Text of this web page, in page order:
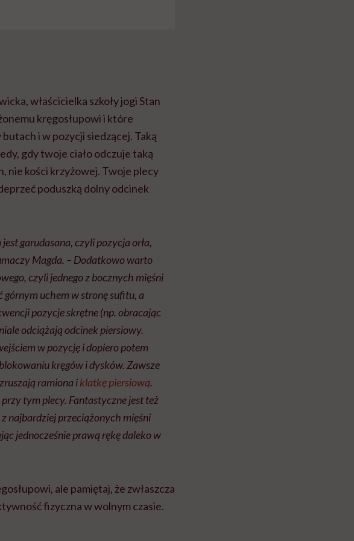
właścicielka szkoły jogi Stan
kręgosłupowi i które
i w pozycji siedzącej. Taką
gdy twoje ciało odczuje taką
nie kości krzyżowej. Twoje plecy
poduszką dolny odcinek
garudasana, czyli pozycja orła,
Magda. – Dodatkowo warto
czyli jednego z bocznych mięśni
uchem w stronę sufitu, a
pozycje skrętne (np. obracając
odciążają odcinek piersiowy.
w pozycję i dopiero potem
kręgów i dysków. Zawsze
ramiona iklatkę piersiową.
tym plecy. Fantastyczne jest też
najbardziej przeciążonych mięśni
jednocześnie prawą rękę daleko w
ale pamiętaj, że zwłaszcza
fizyczna w wolnym czasie.